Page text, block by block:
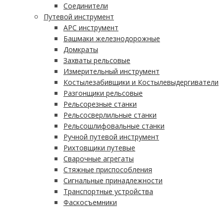
Соединители
Путевой инструмент
АРС инструмент
Башмаки железнодорожные
Домкраты
Захваты рельсовые
Измерительный инструмент
Костылезабивщики и Костылевыдергиватели
Разгонщики рельсовые
Рельсорезные станки
Рельсосверлильные станки
Рельсошлифовальные станки
Ручной путевой инструмент
Рихтовщики путевые
Сварочные агрегаты
Стяжные приспособления
Сигнальные принадлежности
Транспортные устройства
Фаскосъемники